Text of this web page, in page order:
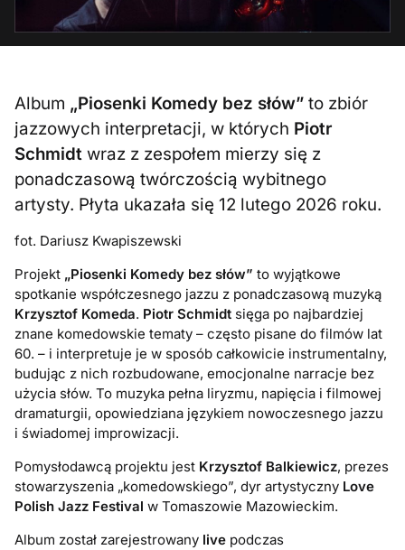
Album „Piosenki Komedy bez słów”to zbiór
jazzowych interpretacji, w których Piotr
Schmidtwraz z zespołem mierzy się z
ponadczasową twórczością wybitnego
artysty. Płyta ukazała się 12 lutego 2026 roku.
fot. Dariusz Kwapiszewski
Projekt „Piosenki Komedy bez słów” to wyjątkowe
spotkanie współczesnego jazzu z ponadczasową muzyką
Krzysztof Komeda. Piotr Schmidt sięga po najbardziej
znane komedowskie tematy – często pisane do filmów lat
60. – i interpretuje je w sposób całkowicie instrumentalny,
budując z nich rozbudowane, emocjonalne narracje bez
użycia słów.To muzyka pełna liryzmu, napięcia i filmowej
dramaturgii, opowiedziana językiem nowoczesnego jazzu
i świadomej improwizacji.
Pomysłodawcą projektu jest Krzysztof Balkiewicz, prezes
stowarzyszenia „komedowskiego”, dyr artystyczny Love
Polish Jazz Festival w Tomaszowie Mazowieckim.
Album został zarejestrowany live podczas